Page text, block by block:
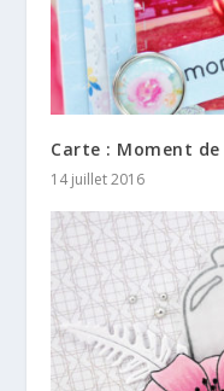
Carte : Moment de
14 juillet 2016